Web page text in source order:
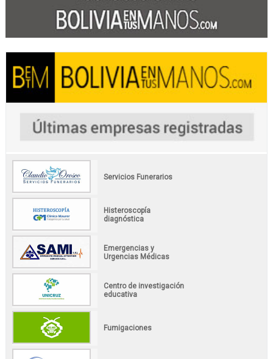
Servicios Funerarios
Histeroscopía
diagnóstica
Emergencias y
Urgencias Médicas
Centro de investigación
educativa
Fumigaciones